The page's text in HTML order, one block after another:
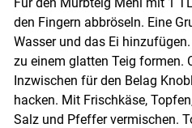
den Fingern abbröseln. Eine
Wasser und das Ei
zu einem glatten Teig formen.
Inzwischen für den Belag
hacken. Mit Frischkäse,
Salz und Pfeffer vermischen.